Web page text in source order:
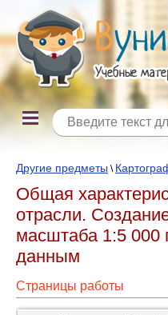
Другие предметы \
Общая
отрасли.
масштаба 1:5 000
данным
Страницы работы